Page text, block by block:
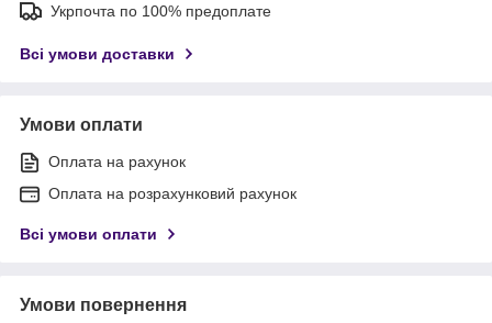
Укрпочта по 100% предоплате
Всі умови доставки
Умови оплати
Оплата на рахунок
Оплата на розрахунковий рахунок
Всі умови оплати
Умови повернення